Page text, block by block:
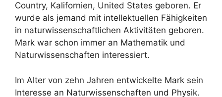
Country, Kalifornien, United States geboren. Er
wurde als jemand mit intellektuellen Fähigkeiten
in naturwissenschaftlichen Aktivitäten geboren.
Mark war schon immer an Mathematik und
Naturwissenschaften interessiert.
Im Alter von zehn Jahren entwickelte Mark sein
Interesse an Naturwissenschaften und Physik.